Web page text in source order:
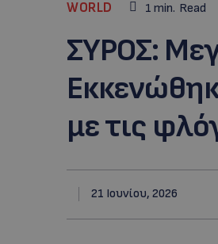
WORLD 1 min. Read
ΣΥΡΟΣ:
με τις
21 Ιουνίου, 2026